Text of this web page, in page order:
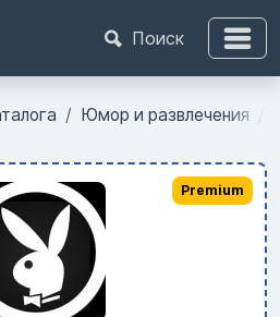
Поиск
Юмор и развлечения
Premium